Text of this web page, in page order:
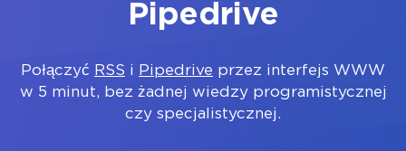
Pipedrive
Połączyć RSS i Pipedrive przez interfejs WWW
w 5 minut, bez żadnej wiedzy programistycznej
czy specjalistycznej.